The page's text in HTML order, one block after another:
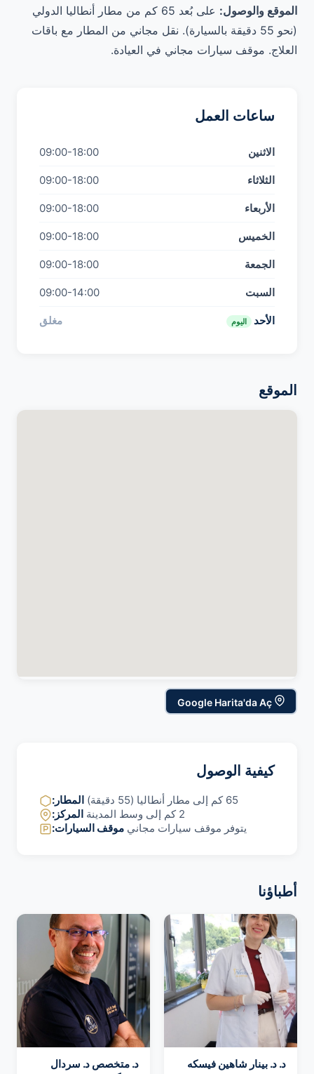
الموقع والوصول:
على بُعد 65 كم من مطار أنطاليا الدولي
(نحو 55 دقيقة بالسيارة). نقل مجاني من المطار مع باقات
العلاج. موقف سيارات مجاني في العيادة.
ساعات العمل
الاثنين 09:00-18:00
الثلاثاء 09:00-18:00
الأربعاء 09:00-18:00
الخميس 09:00-18:00
الجمعة 09:00-18:00
السبت 09:00-14:00
الأحد اليوم مغلق
الموقع
Google Harita'da Aç
كيفية الوصول
المطار:
65 كم إلى مطار أنطاليا (55 دقيقة)
المركز:
2 كم إلى وسط المدينة
موقف السيارات: يتوفر موقف سيارات مجاني
أطباؤنا
د. د. بينار شاهين فيسكه
د. متخصص د. سردال